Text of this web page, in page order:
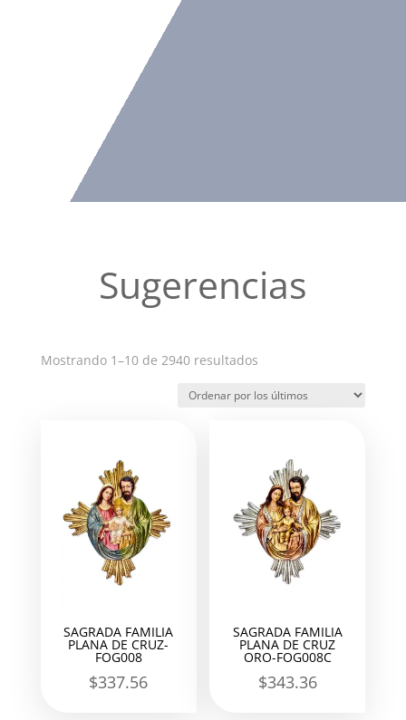
Sugerencias
Mostrando 1–10 de 2940 resultadosOrdenado
los
SAGRADA FAMILIA
PLANA DE CRUZ-
FOG008
$337.56
SAGRADA FAMILIA
PLANA DE CRUZ
ORO-FOG008C
$343.36